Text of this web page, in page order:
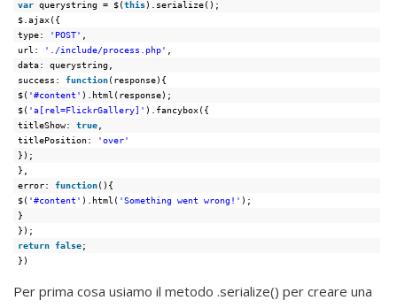
var querystring = $(this).serialize();
$.ajax({
type:
'POST'
url:
'./include/process.php'
data: querystring,
success: function(response){
$( '#content' ).html(response);
$( 'a[rel=FlickrGallery]' ).fancybox({
titleShow: true
titlePosition:
'over'
});
},
error: function(){
$( '#content' ).html( 'Something went wrong!' );
}
});
return false;
})
Per prima cosa usiamo il metodo .serialize() per creare una